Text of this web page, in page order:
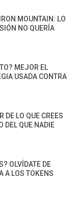
MOUNTAIN: LO
NO QUERÍA
MEJOR EL
USADA CONTRA
DE LO QUE CREES
DEL QUE NADIE
OLVÍDATE DE
A LOS TOKENS